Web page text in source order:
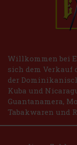
Willkommen bei
sich dem Verkauf
der
Kuba und
Guantanamera,
Tabakwaren und